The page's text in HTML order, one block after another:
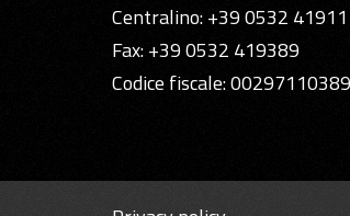
Centralino: +39 0532
Fax: +39 0532 419389
Codice fiscale: 00297110389